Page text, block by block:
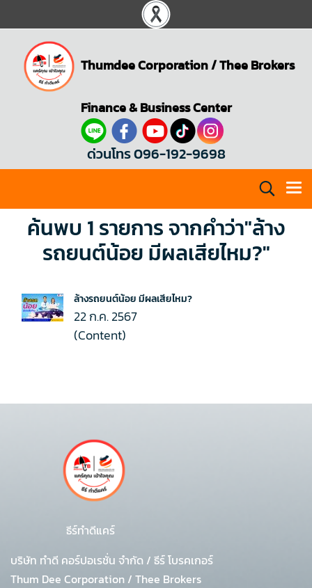
Thumdee Corporation/Thee Brokers
Finance & Business Center
ด่วนโทร 096-192-9698
ค้นพบ 1 รายการ จากคำว่า"ล้าง
รถยนต์น้อย มีผลเสียไหม?"
ล้างรถยนต์น้อย มีผลเสียไหม?
22 ก.ค. 2567
(Content)
ธีร์ทำดีแคร์
บริษัท ทำดี คอร์ปอเรชั่น จำกัด / ธีร์ โบรคเกอร์
Thum Dee Corporation / Thee Brokers